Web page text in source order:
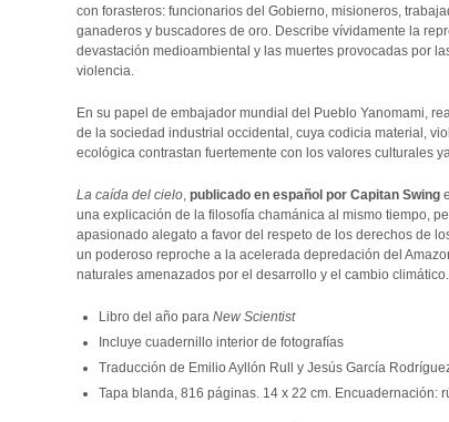
con forasteros: funcionarios del Gobierno, misioneros,
ganaderos y buscadores de oro. Describe vívidamente la
devastación medioambiental y las muertes provocadas por
violencia.
En su papel de embajador mundial del Pueblo Yanomami,
de la sociedad industrial occidental, cuya codicia material,
ecológica contrastan fuertemente con los valores culturales
La caída del cielo, publicado en español por Capitan Swing
una explicación de la filosofía chamánica al mismo tiempo,
apasionado alegato a favor del respeto de los derechos de
un poderoso reproche a la acelerada depredación del
naturales amenazados por el desarrollo y el cambio climático.
Libro del año para New Scientist
Incluye cuadernillo interior de fotografías
Traducción de Emilio Ayllón Rull y Jesús García
Tapa blanda, 816 páginas. 14 x 22 cm. Encuadernación: